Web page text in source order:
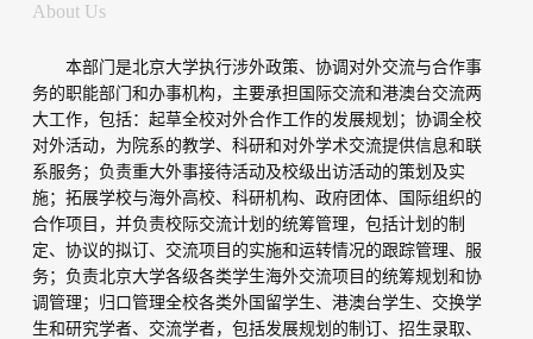
务的职能部门和办事机构，主要承担国际交流和港澳台交流两
大工作，包括：起草全校对外合作工作的发展规划；协调全校
对外活动，为院系的教学、科研和对外学术交流提供信息和联
系服务；负责重大外事接待活动及校级出访活动的策划及实
施；拓展学校与海外高校、科研机构、政府团体、国际组织的
合作项目，并负责校际交流计划的统筹管理，包括计划的制
定、协议的拟订、交流项目的实施和运转情况的跟踪管理、服
务；负责北京大学各级各类学生海外交流项目的统筹规划和协
调管理；归口管理全校各类外国留学生、港澳台学生、交换学
生和研究学者、交流学者，包括发展规划的制订、招生录取、
外事和教学管理、生活服务、经费管理、国际校友联络等业